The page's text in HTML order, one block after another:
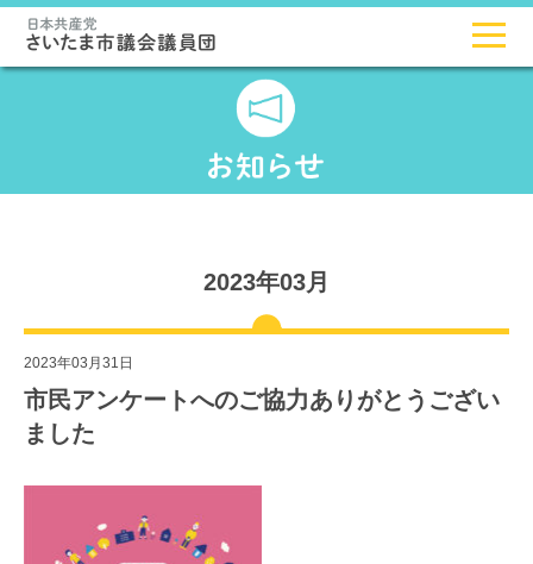
2023年03月
2023年03月31日
市民アンケートへのご協力ありがとうござい
ました